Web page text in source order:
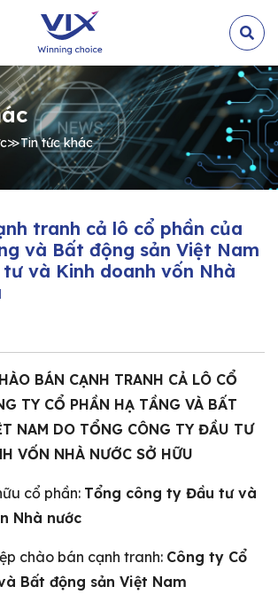
≫Tin tức khác
tranh cả lô cổ phần của
và Bất động sản Việt Nam
và Kinh doanh vốn Nhà
BÁN CẠNH TRANH CẢ LÔ CỔ
TY CỔ PHẦN HẠ TẦNG VÀ BẤT
NAM DO TỔNG CÔNG TY ĐẦU TƯ
VỐN NHÀ NƯỚC SỞ HỮU
cổ phần: Tổng công ty Đầu tư và
Nhà nước
chào bán cạnh tranh: Công ty Cổ
Bất động sản Việt Nam